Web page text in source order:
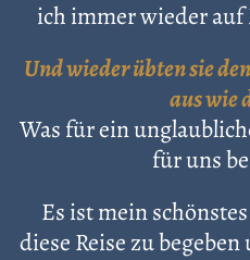
ich immer wieder auf
Und wieder übten sie
aus wie
Was für ein
für uns
Es ist mein
diese Reise zu